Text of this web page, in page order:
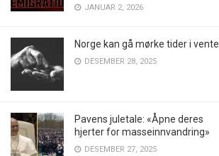
JANUAR 2, 2026
Norge kan gå mørke tider i vente
DESEMBER 28, 2025
Pavens juletale: «Åpne deres
hjerter for masseinnvandring»
DESEMBER 27, 2025